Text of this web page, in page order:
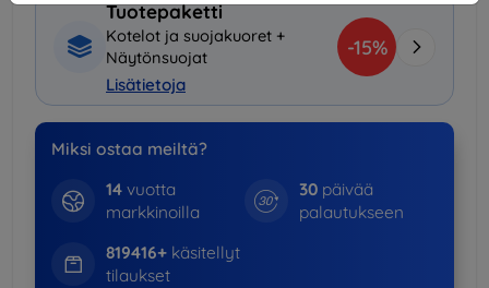
Tuotepaketti
Kotelot ja suojakuoret +
Näytönsuojat
Lisätietoja
-15%
Miksi ostaa meiltä?
14vuotta
markkinoilla
30 päivää
palautukseen
819416+käsitellyt
tilaukset